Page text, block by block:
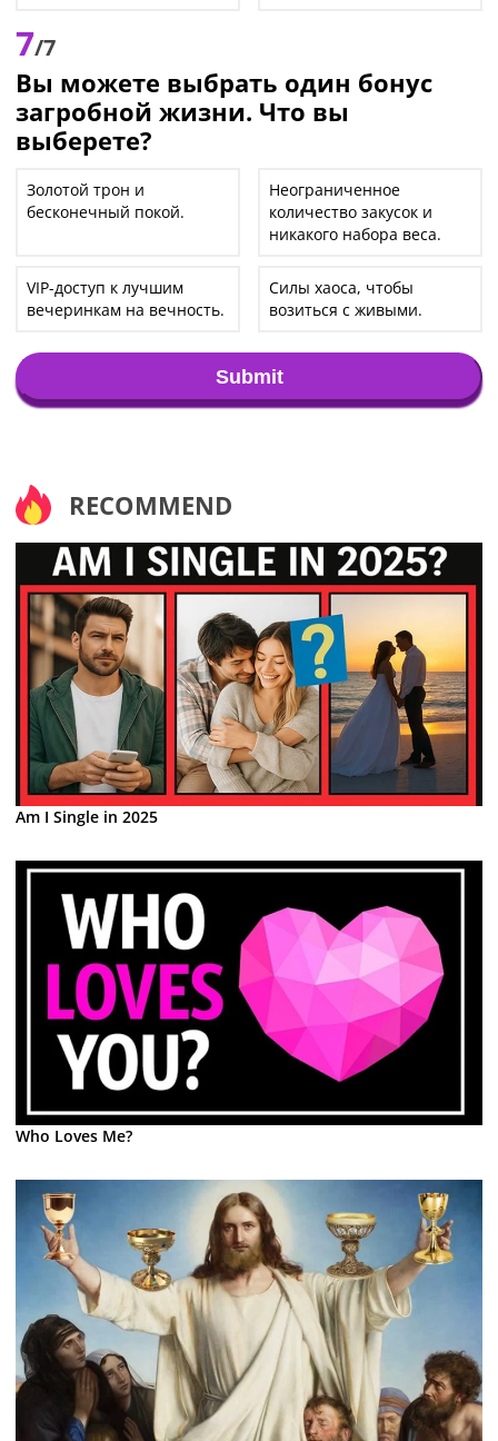
7/7
Вы можете выбрать один бонус
загробной жизни. Что вы
выберете?
Золотой трон и
бесконечный покой.
Неограниченное
количество закусок и
никакого набора веса.
VIP-доступ к лучшим
вечеринкам на вечность.
Силы хаоса, чтобы
возиться с живыми.
Submit
RECOMMEND
Am I Single in 2025
Who Loves Me?